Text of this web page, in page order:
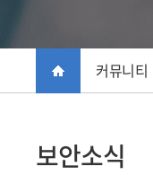
커뮤니티
보안소식